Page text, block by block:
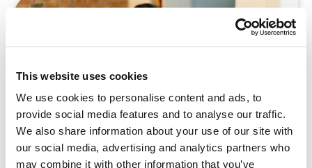
This website uses cookies
We use cookies to personalise content and ads, to
provide social media features and to analyse our traffic.
We also share information about your use of our site with
our social media, advertising and analytics partners who
may combine it with other information that you’ve